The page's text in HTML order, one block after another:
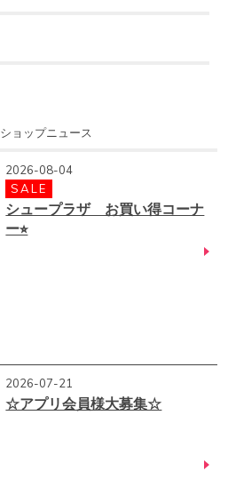
ショップニュース
2026-08-04
SALE
シュープラザ お買い得コーナ
ー⭐︎
2026-07-21
‪☆アプリ会員様大募集‪☆